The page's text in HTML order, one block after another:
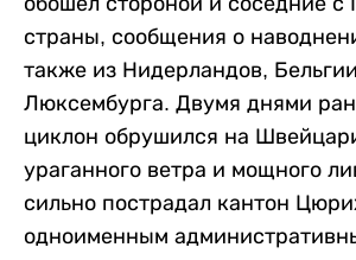
страны, сообщения о
также из Нидерландов,
Люксембурга. Двумя днями
циклон обрушился на
ураганного ветра и мощного
сильно пострадал кантон
одноименным